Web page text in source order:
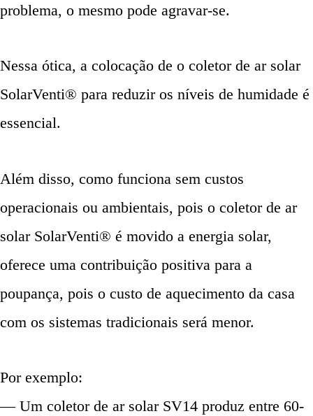
problema, o mesmo pode agravar-se.
Nessa ótica, a colocação de o coletor de ar solar
SolarVenti® para reduzir os níveis de humidade é
essencial.
Além disso, como funciona sem custos
operacionais ou ambientais, pois o coletor de ar
solar SolarVenti® é movido a energia solar,
oferece uma contribuição positiva para a
poupança, pois o custo de aquecimento da casa
com os sistemas tradicionais será menor.
Por exemplo:
— Um coletor de ar solar SV14 produz entre 60-